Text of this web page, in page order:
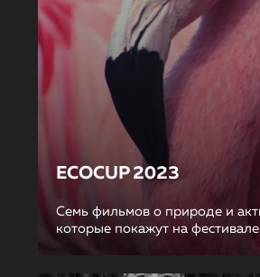
ECOCUP 2023
Семь фильмов о природе и
которые покажут на